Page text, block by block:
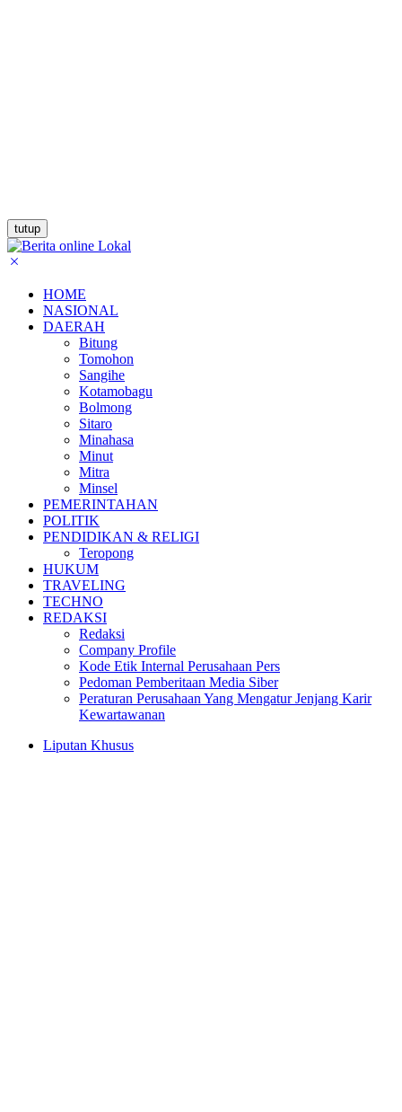
tutup
HOME
NASIONAL
DAERAH
Bitung
Tomohon
Sangihe
Kotamobagu
Bolmong
Sitaro
Minahasa
Minut
Mitra
Minsel
PEMERINTAHAN
POLITIK
PENDIDIKAN & RELIGI
Teropong
HUKUM
TRAVELING
TECHNO
REDAKSI
Redaksi
Company Profile
Kode Etik Internal Perusahaan Pers
Pedoman Pemberitaan Media Siber
Peraturan Perusahaan Yang Mengatur Jenjang Karir
Kewartawanan
Liputan Khusus